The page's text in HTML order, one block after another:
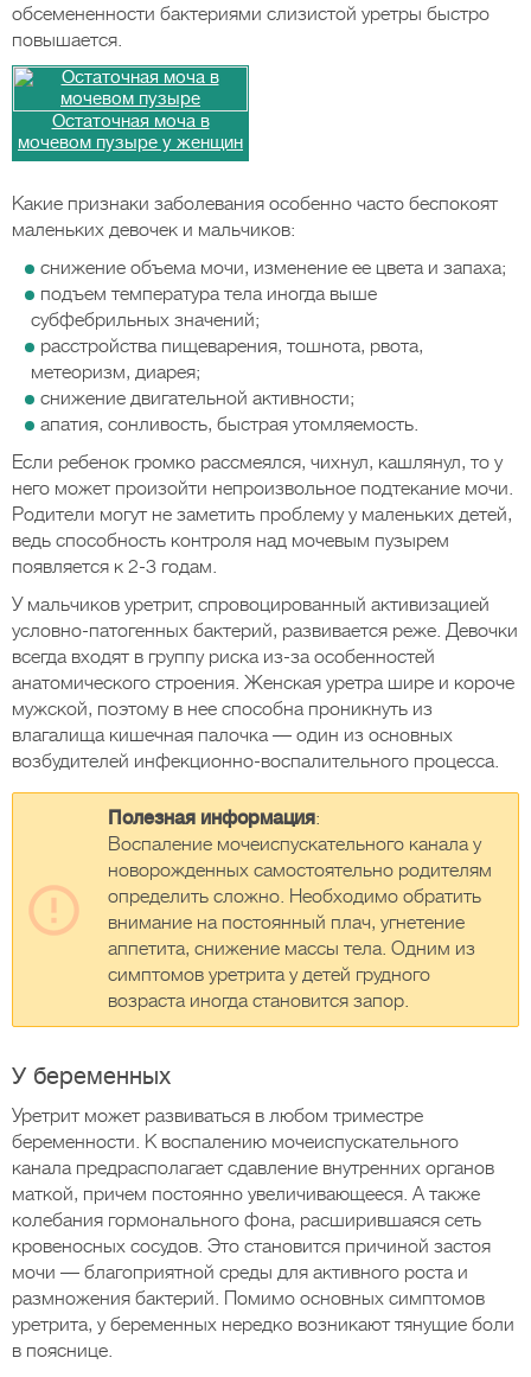
обсемененности бактериями слизистой уретры быстро
повышается.
Остаточная моча в
мочевом пузыре у женщин
Какие признаки заболевания особенно часто беспокоят
маленьких девочек и мальчиков:
снижение объема мочи, изменение ее цвета и запаха;
подъем температура тела иногда выше
субфебрильных значений;
расстройства пищеварения, тошнота, рвота,
метеоризм, диарея;
снижение двигательной активности;
апатия, сонливость, быстрая утомляемость.
Если ребенок громко рассмеялся, чихнул, кашлянул, то у
него может произойти непроизвольное подтекание мочи.
Родители могут не заметить проблему у маленьких детей,
ведь способность контроля над мочевым пузырем
появляется к 2-3 годам.
У мальчиков уретрит, спровоцированный активизацией
условно-патогенных бактерий, развивается реже. Девочки
всегда входят в группу риска из-за особенностей
анатомического строения. Женская уретра шире и короче
мужской, поэтому в нее способна проникнуть из
влагалища кишечная палочка — один из основных
возбудителей инфекционно-воспалительного процесса.
Полезная информация:
Воспаление мочеиспускательного канала у
новорожденных самостоятельно родителям
определить сложно. Необходимо обратить
внимание на постоянный плач, угнетение
аппетита, снижение массы тела. Одним из
симптомов уретрита у детей грудного
возраста иногда становится запор.
У беременных
Уретрит может развиваться в любом триместре
беременности. К воспалению мочеиспускательного
канала предрасполагает сдавление внутренних органов
маткой, причем постоянно увеличивающееся. А также
колебания гормонального фона, расширившаяся сеть
кровеносных сосудов. Это становится причиной застоя
мочи — благоприятной среды для активного роста и
размножения бактерий. Помимо основных симптомов
уретрита, у беременных нередко возникают тянущие боли
в пояснице.